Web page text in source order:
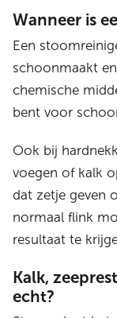
Wanneer is
Een
schoonmaakt
chemische
bent voor
Ook bij
voegen of kalk
dat zetje geven
normaal flink
resultaat te
Kalk,
echt?